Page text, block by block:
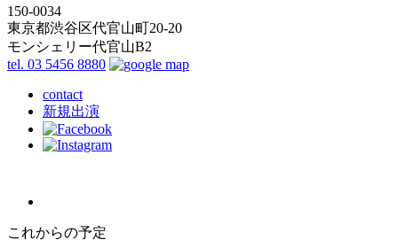
150-0034
東京都渋谷区代官山町20-20
モンシェリー代官山B2
tel. 03 5456 8880
contact
新規出演
これからの予定